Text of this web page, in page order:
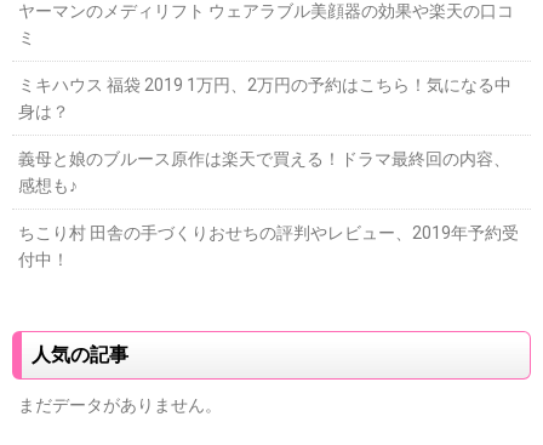
ヤーマンのメディリフト ウェアラブル美顔器の効果や楽天の口コ
ミ
ミキハウス 福袋 2019 1万円、2万円の予約はこちら！気になる中
身は？
義母と娘のブルース原作は楽天で買える！ドラマ最終回の内容、
感想も♪
ちこり村 田舎の手づくりおせちの評判やレビュー、2019年予約受
付中！
人気の記事
まだデータがありません。